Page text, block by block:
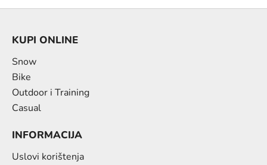
KUPI ONLINE
Snow
Bike
Outdoor i Training
Casual
INFORMACIJA
Uslovi korištenja